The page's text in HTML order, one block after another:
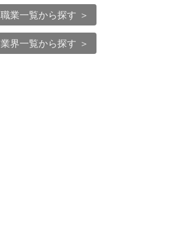
職業一覧から探す ＞
業界一覧から探す ＞